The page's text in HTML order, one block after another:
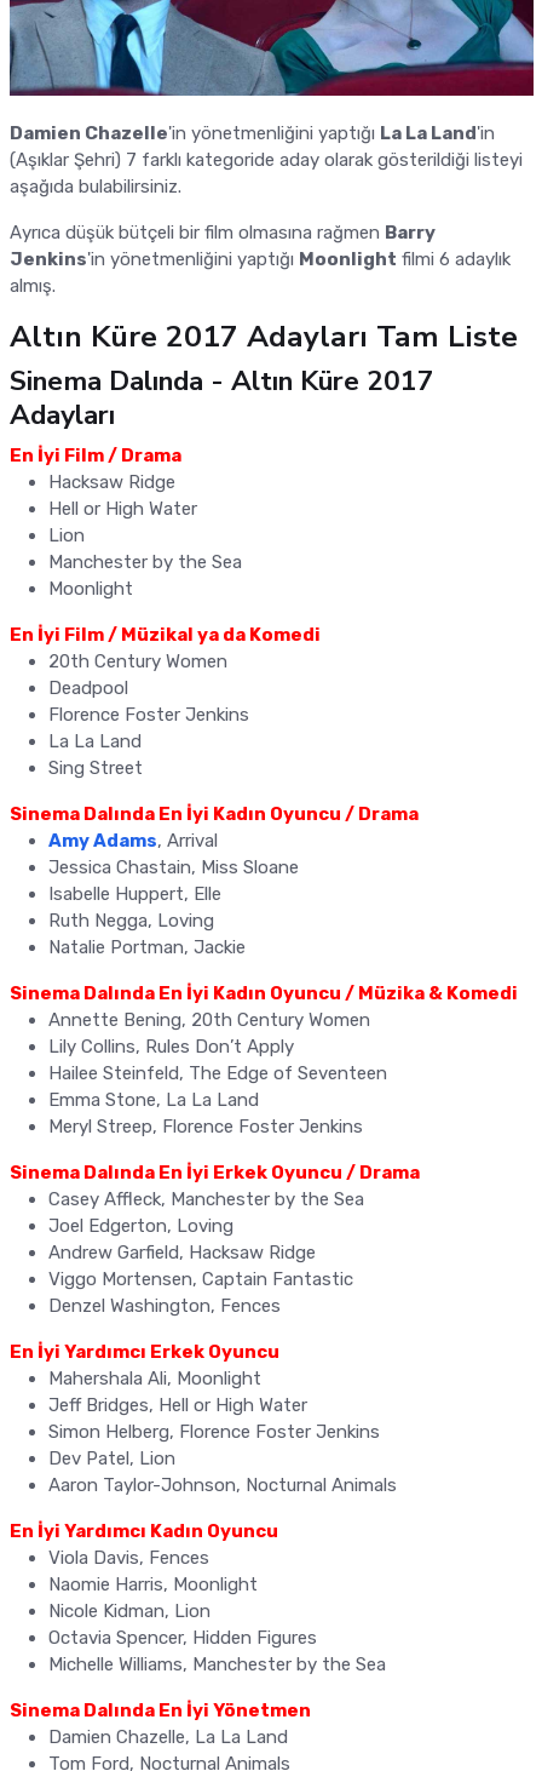
Damien Chazelle'in yönetmenliğini yaptığı La La Land'in
(Aşıklar Şehri) 7 farklı kategoride aday olarak gösterildiği listeyi
aşağıda bulabilirsiniz.
Ayrıca düşük bütçeli bir film olmasına rağmen Barry
Jenkins'in yönetmenliğini yaptığı Moonlight filmi 6 adaylık
almış.
Altın Küre 2017 Adayları Tam Liste
Sinema Dalında - Altın Küre 2017
Adayları
En İyi Film / Drama
Hacksaw Ridge
Hell or High Water
Lion
Manchester by the Sea
Moonlight
En İyi Film / Müzikal ya da Komedi
20th Century Women
Deadpool
Florence Foster Jenkins
La La Land
Sing Street
Sinema Dalında En İyi Kadın Oyuncu / Drama
Amy Adams, Arrival
Jessica Chastain, Miss Sloane
Isabelle Huppert, Elle
Ruth Negga, Loving
Natalie Portman, Jackie
Sinema Dalında En İyi Kadın Oyuncu / Müzika & Komedi
Annette Bening, 20th Century Women
Lily Collins, Rules Don’t Apply
Hailee Steinfeld, The Edge of Seventeen
Emma Stone, La La Land
Meryl Streep, Florence Foster Jenkins
Sinema Dalında En İyi Erkek Oyuncu / Drama
Casey Affleck, Manchester by the Sea
Joel Edgerton, Loving
Andrew Garfield, Hacksaw Ridge
Viggo Mortensen, Captain Fantastic
Denzel Washington, Fences
En İyi Yardımcı Erkek Oyuncu
Mahershala Ali, Moonlight
Jeff Bridges, Hell or High Water
Simon Helberg, Florence Foster Jenkins
Dev Patel, Lion
Aaron Taylor-Johnson, Nocturnal Animals
En İyi Yardımcı Kadın Oyuncu
Viola Davis, Fences
Naomie Harris, Moonlight
Nicole Kidman, Lion
Octavia Spencer, Hidden Figures
Michelle Williams, Manchester by the Sea
Sinema Dalında En İyi Yönetmen
Damien Chazelle, La La Land
Tom Ford, Nocturnal Animals